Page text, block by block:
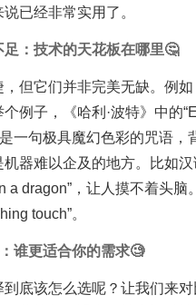
已经非常实用了。
：技术的天花板在哪里🤔
但它们并非完美无缺。例
例子，《哈利·波特》中的
一句极具魔幻色彩的咒语，
器难以企及的地方。比如汉
a dragon”，让人摸不着头
touch”。
谁更适合你的需求🧐
底该怎么选呢？让我们来对